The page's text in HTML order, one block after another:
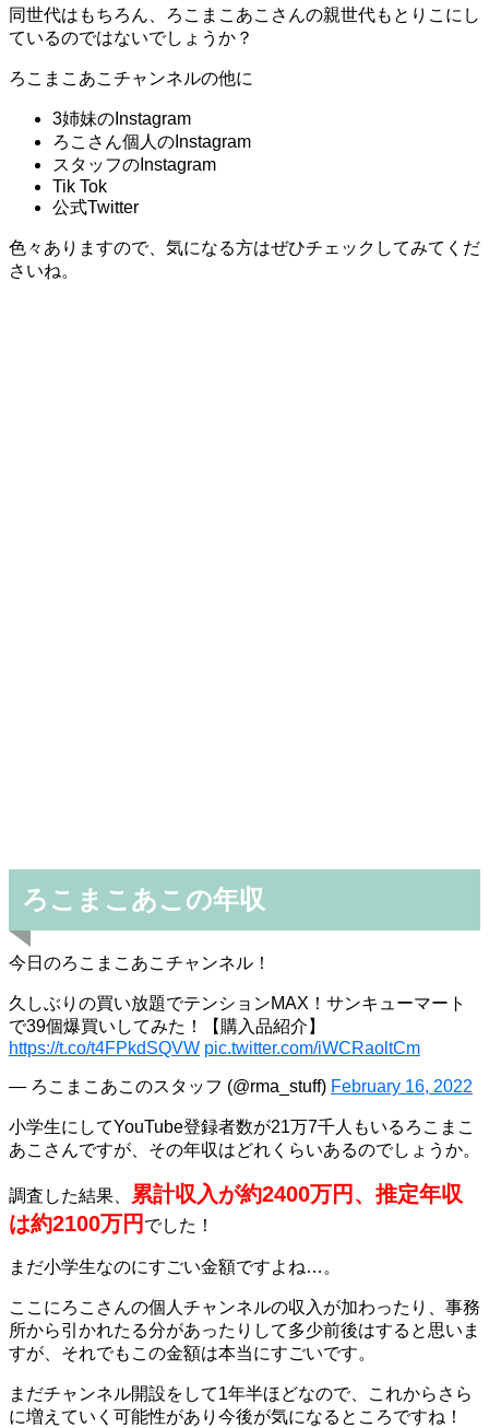
同世代はもちろん、ろこまこあこさんの親世代もとりこにし
ているのではないでしょうか？
ろこまこあこチャンネルの他に
3姉妹のInstagram
ろこさん個人のInstagram
スタッフのInstagram
Tik Tok
公式Twitter
色々ありますので、気になる方はぜひチェックしてみてくだ
さいね。
ろこまこあこの年収
今日のろこまこあこチャンネル！
久しぶりの買い放題でテンションMAX！サンキューマート
で39個爆買いしてみた！【購入品紹介】
https://t.co/t4FPkdSQVW pic.twitter.com/iWCRaoltCm
— ろこまこあこのスタッフ (@rma_stuff) February 16, 2022
小学生にしてYouTube登録者数が21万7千人もいるろこまこ
あこさんですが、その年収はどれくらいあるのでしょうか。
調査した結果、
累計収入が約2400万円、推定年収
は約2100万円 でした！
まだ小学生なのにすごい金額ですよね…。
ここにろこさんの個人チャンネルの収入が加わったり、事務
所から引かれたる分があったりして多少前後はすると思いま
すが、それでもこの金額は本当にすごいです。
まだチャンネル開設をして1年半ほどなので、これからさら
に増えていく可能性があり今後が気になるところですね！